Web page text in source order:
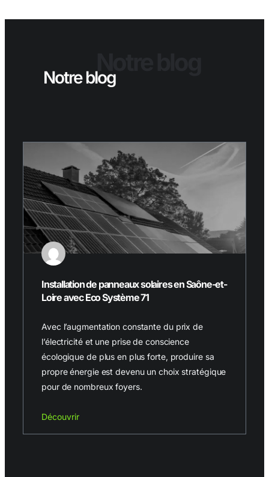
Notre blog
Installation de panneaux solaires en Saône-et-
Loire avec Eco Système 71
Avec l’augmentation constante du prix de
l’électricité et une prise de conscience
écologique de plus en plus forte, produire sa
propre énergie est devenu un choix stratégique
pour de nombreux foyers.
Découvrir